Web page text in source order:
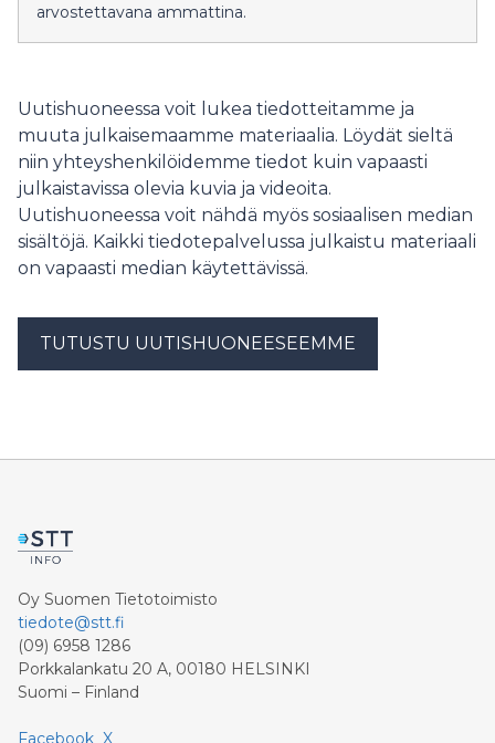
arvostettavana ammattina.
Uutishuoneessa voit lukea tiedotteitamme ja
muuta julkaisemaamme materiaalia. Löydät sieltä
niin yhteyshenkilöidemme tiedot kuin vapaasti
julkaistavissa olevia kuvia ja videoita.
Uutishuoneessa voit nähdä myös sosiaalisen median
sisältöjä. Kaikki tiedotepalvelussa julkaistu materiaali
on vapaasti median käytettävissä.
TUTUSTU UUTISHUONEESEEMME
Oy Suomen Tietotoimisto
tiedote@stt.fi
(09) 6958 1286
Porkkalankatu 20 A, 00180 HELSINKI
Suomi – Finland
Facebook X